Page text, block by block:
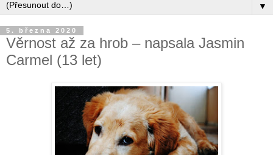
▼
5. března 2020
Věrnost až za hrob – napsala Jasmin
Carmel (13 let)